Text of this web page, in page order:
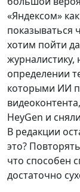
«Яндексом»
показываться
хотим пойти
определении
которыми ИИ
HeyGen и
В редакции
это?
что способен
достаточно